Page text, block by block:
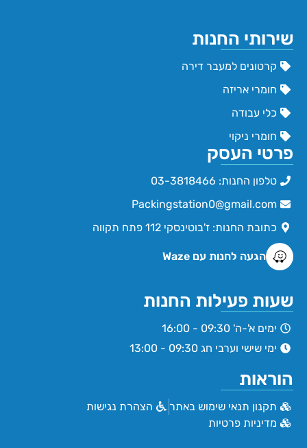
שירותי החנות
קרטונים למעבר דירה
חומרי אריזה
כלי עבודה
חומרי ניקוי
פרטי העסק
טלפון החנות: 03-3818466
Packingstation0@gmail.com
כתובת החנות: ז'בוטינסקי 112 פתח תקווה
הגעה לחנות עם Waze
שעות פעילות החנות
ימים א'-ה' 09:30 - 16:00
ימי שישי וערבי חג 09:30 - 13:00
הוראות
תקנון תנאי שימוש באתר
הצהרת נגישות
מדיניות פרטיות